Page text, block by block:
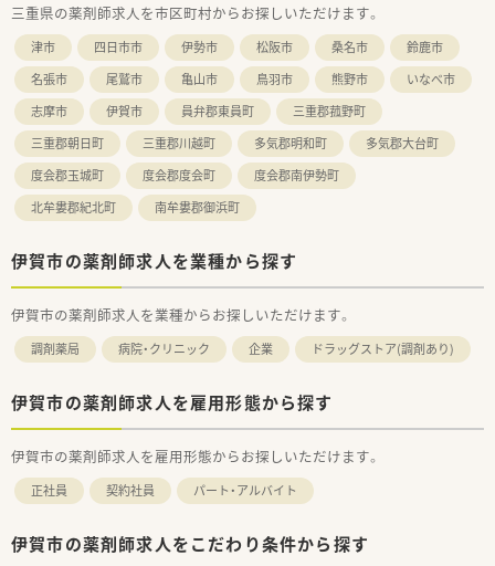
5000円で住める手厚い社宅制度を利用できるため非常におすす
めです。
■OTC医薬品に関する知識を深め、処方箋調剤だけでなくセルフ
メディケーションの推進にも関わっていきたい方に最適です。
三重県の薬剤師求人を市区町村からお探しいただけます。
津市 四日市市 伊勢市 松阪市 桑名市
鈴鹿市
名張市
尾鷲市 亀山市 鳥羽市 熊野市
いなべ市
志摩市
伊賀市 員弁郡東員町
三重郡菰野町
三重郡朝日町
三重郡川越町 多気郡明和町
多気郡大台町
度会郡玉城町
度会郡度会町
度会郡南伊勢町
北牟婁郡紀北町
南牟婁郡御浜町
伊賀市の薬剤師求人を業種から探す
伊賀市の薬剤師求人を業種からお探しいただけます。
調剤薬局 病院・クリニック 企業 ドラッグストア(調剤あり)
伊賀市の薬剤師求人を雇用形態から探す
伊賀市の薬剤師求人を雇用形態からお探しいただけます。
正社員 契約社員 パート・アルバイト
伊賀市の薬剤師求人をこだわり条件から探す